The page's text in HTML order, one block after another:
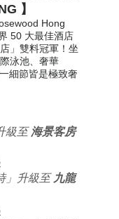
】
Hong
50 大最佳酒店
」雙料冠軍！坐
泳池、奢華
細節皆是極致奢
級至海景客房
」升級至 九龍